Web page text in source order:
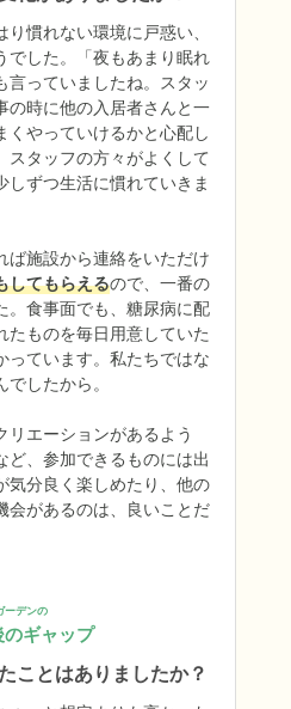
慣れない環境に戸惑い、
でした。「夜もあまり眠れ
言っていましたね。スタッ
の時に他の入居者さんと一
くやっていけるかと心配し
スタッフの方々がよくして
しずつ生活に慣れていきま
ば施設から連絡をいただけ
してもらえるので、一番の
。食事面でも、糖尿病に配
たものを毎日用意していた
っています。私たちではな
したから。
リエーションがあるよう
ど、参加できるものには出
気分良く楽しめたり、他の
会があるのは、良いことだ
ーデンの
ギャップ
ことはありましたか？